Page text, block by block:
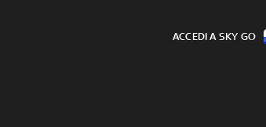
ACCEDI A SKY GO